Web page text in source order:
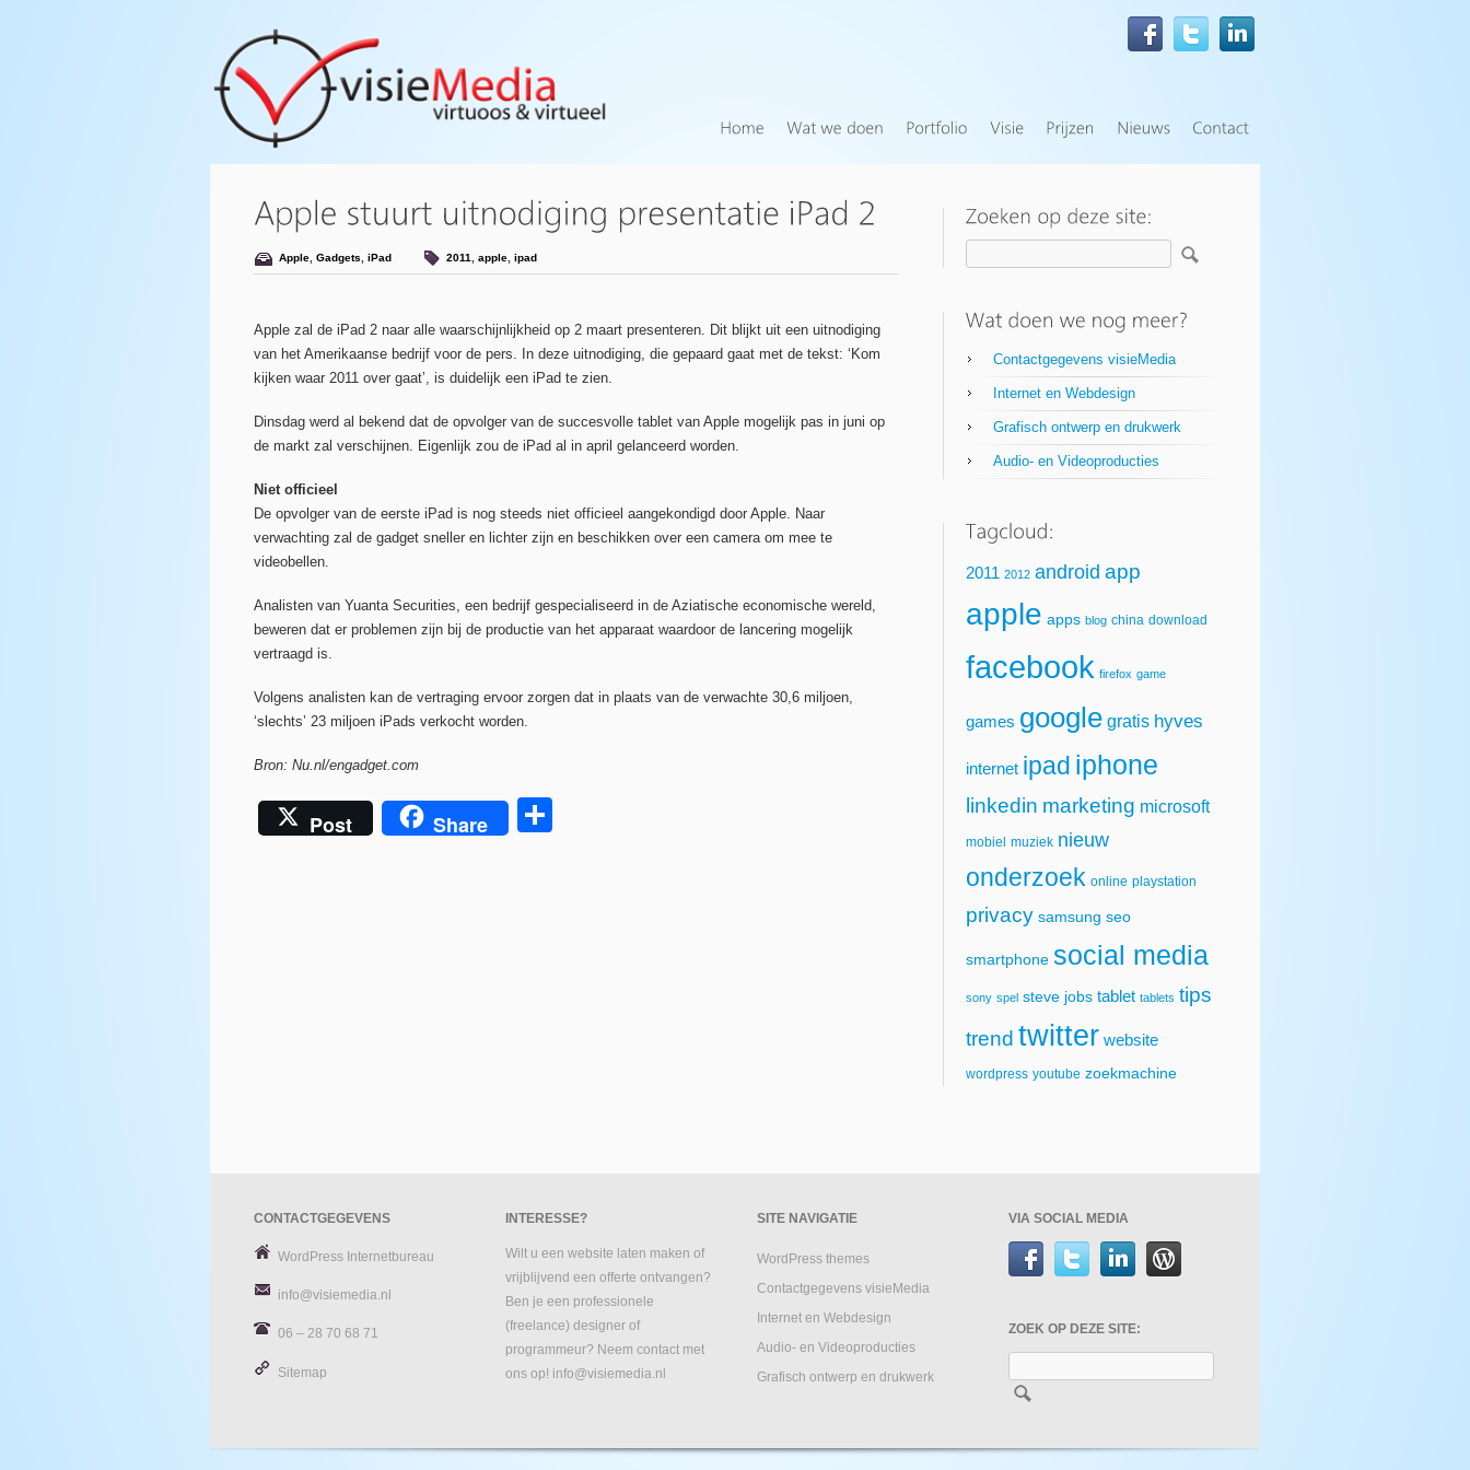
Apple Gadgets iPad 2011 apple ipad
Apple zal de iPad 2 naar alle waarschijnlijkheid op 2 maart presenteren. Dit blijkt uit een uitnodiging
van het Amerikaanse bedrijf voor de pers. In deze uitnodiging, die gepaard gaat met de tekst: ‘Kom
kijken waar 2011 over gaat’, is duidelijk een iPad te zien.
Dinsdag werd al bekend dat de opvolger van de succesvolle tablet van Apple mogelijk pas in juni op
de markt zal verschijnen. Eigenlijk zou de iPad al in april gelanceerd worden.
Niet officieel
De opvolger van de eerste iPad is nog steeds niet officieel aangekondigd door Apple. Naar
verwachting zal de gadget sneller en lichter zijn en beschikken over een camera om mee te
videobellen.
Analisten van Yuanta Securities, een bedrijf gespecialiseerd in de Aziatische economische wereld,
beweren dat er problemen zijn bij de productie van het apparaat waardoor de lancering mogelijk
vertraagd is.
Volgens analisten kan de vertraging ervoor zorgen dat in plaats van de verwachte 30,6 miljoen,
‘slechts’ 23 miljoen iPads verkocht worden.
Bron: Nu.nl/engadget.com
Post Share
Contactgegevens visieMedia
Internet en Webdesign
Grafisch ontwerp en drukwerk
Audio- en Videoproducties
2011 2012 android app
apple apps blog china download
facebook firefox game
games google gratis hyves
internet ipad iphone
linkedin marketing microsoft
mobiel muziek nieuw
onderzoek online playstation
privacy samsung seo
smartphone social media
sony spel steve jobs tablet tablets tips
trend twitter website
wordpress youtube zoekmachine
CONTACTGEGEVENS
WordPress Internetbureau
info@visiemedia.nl
06 – 28 70 68 71
Sitemap
INTERESSE?
Wilt u een website laten maken of
vrijblijvend een offerte ontvangen?
Ben je een professionele
(freelance) designer of
programmeur? Neem contact met
ons op! info@visiemedia.nl
SITE NAVIGATIE
WordPress themes
Contactgegevens visieMedia
Internet en Webdesign
Audio- en Videoproducties
Grafisch ontwerp en drukwerk
VIA SOCIAL MEDIA
ZOEK OP DEZE SITE: